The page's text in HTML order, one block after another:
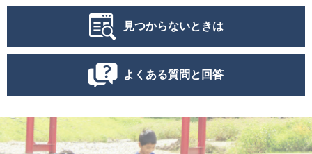
見つからないときは
よくある質問と回答